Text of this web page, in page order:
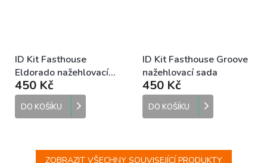
ID Kit Fasthouse
Eldorado nažehlovací
sada
450 Kč
DO KOŠÍKU
ID Kit Fasthouse Groove
nažehlovací sada
450 Kč
DO KOŠÍKU
ZOBRAZIT VŠECHNY SOUVISEJÍCÍ PRODUKTY